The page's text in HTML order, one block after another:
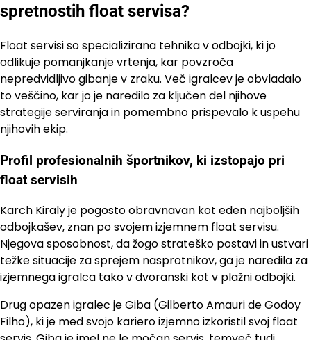
spretnostih float servisa?
Float servisi so specializirana tehnika v odbojki, ki jo
odlikuje pomanjkanje vrtenja, kar povzroča
nepredvidljivo gibanje v zraku. Več igralcev je obvladalo
to veščino, kar jo je naredilo za ključen del njihove
strategije serviranja in pomembno prispevalo k uspehu
njihovih ekip.
Profil profesionalnih športnikov, ki izstopajo pri
float servisih
Karch Kiraly je pogosto obravnavan kot eden najboljših
odbojkašev, znan po svojem izjemnem float servisu.
Njegova sposobnost, da žogo strateško postavi in ustvari
težke situacije za sprejem nasprotnikov, ga je naredila za
izjemnega igralca tako v dvoranski kot v plažni odbojki.
Drug opazen igralec je Giba (Gilberto Amauri de Godoy
Filho), ki je med svojo kariero izjemno izkoristil svoj float